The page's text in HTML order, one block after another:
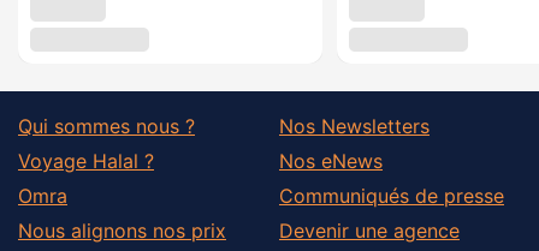
Qui sommes nous ?
Voyage Halal ?
Omra
Nous alignons nos prix
Nos Newsletters
Nos eNews
Communiqués de presse
Devenir une agence